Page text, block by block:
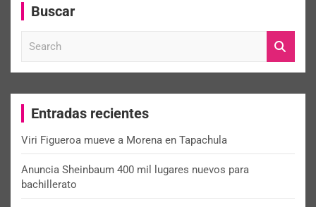
Buscar
c
Entradas recientes
Viri Figueroa mueve a Morena en Tapachula
Anuncia Sheinbaum 400 mil lugares nuevos para
bachillerato